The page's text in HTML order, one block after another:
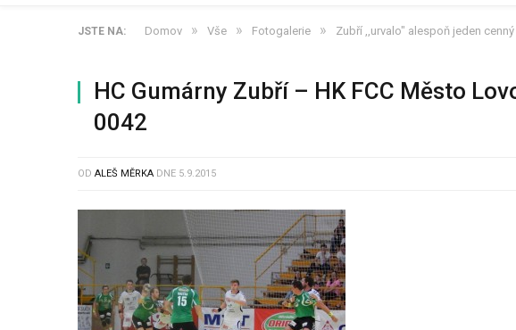
JSTE NA: Domov » Vše » Fotogalerie » Zubří ,,urvalo" alespoň jeden
HC Gumárny Zubří – HK FCC Město
0042
OD ALEŠ MĚRKA DNE 5.9.2015